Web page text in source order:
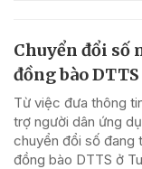
Chuyển đổi số
đồng bào DTTS
Từ việc đưa thông
trợ người dân ứng
chuyển đổi số đang
đồng bào DTTS ở